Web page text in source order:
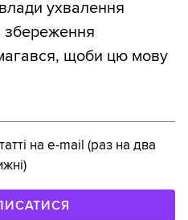
ухвалення
збереження
щоби цю мову
на e-mail (раз на два